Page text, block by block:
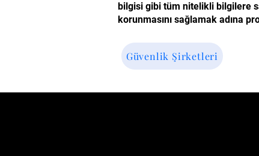
bilgisi gibi tüm nitelikli bilgilere
korunmasını sağlamak adına
Güvenlik Şirketleri